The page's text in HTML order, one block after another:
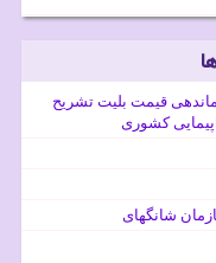
قیمت بلیت تشریح
کشوری
شانگهای